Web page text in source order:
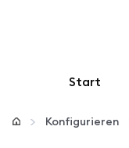
Start
Konfigurieren